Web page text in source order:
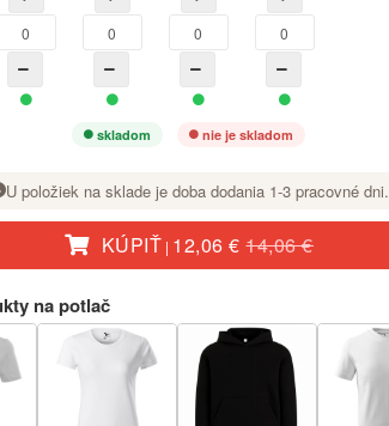
skladom nie je skladom
U položiek na sklade je doba dodania 1-3 pracovné dni.
KÚPIŤ | 12,06 €14,06 €
na potlač